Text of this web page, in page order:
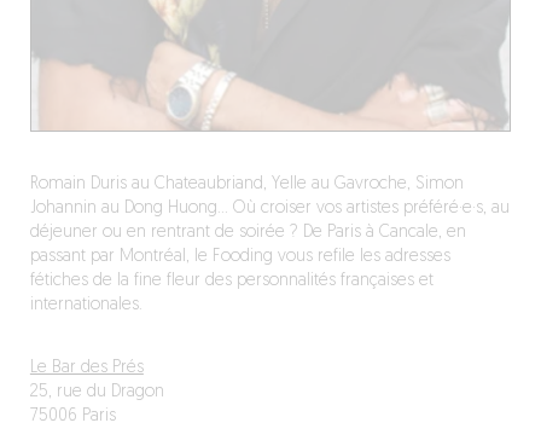
Romain Duris au Chateaubriand, Yelle au Gavroche, Simon
Johannin au Dong Huong… Où croiser vos artistes préféré·e·s, au
déjeuner ou en rentrant de soirée ? De Paris à Cancale, en
passant par Montréal, le Fooding vous refile les adresses
fétiches de la fine fleur des personnalités françaises et
internationales.
Le Bar des Prés
25, rue du Dragon
75006 Paris